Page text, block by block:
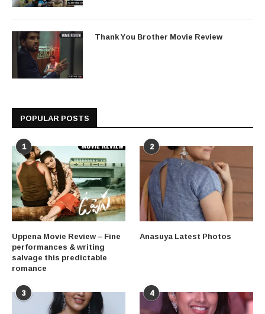
Thank You Brother Movie Review
POPULAR POSTS
1
Uppena Movie Review – Fine
performances & writing
salvage this predictable
romance
2
Anasuya Latest Photos
3 4